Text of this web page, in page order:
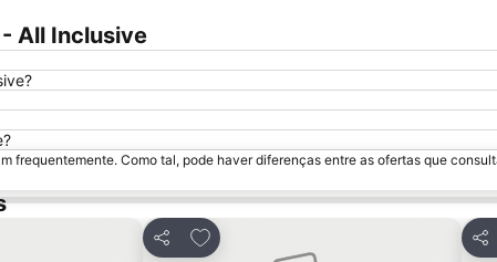
All Inclusive
frequentemente. Como tal, pode haver diferenças entre as ofertas que
Partilhar
Adicionar aos favoritos